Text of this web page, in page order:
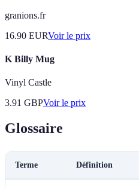
granions.fr
16.90 EURVoir le prix
K Billy Mug
Vinyl Castle
3.91 GBPVoir le prix
Glossaire
Terme Définition